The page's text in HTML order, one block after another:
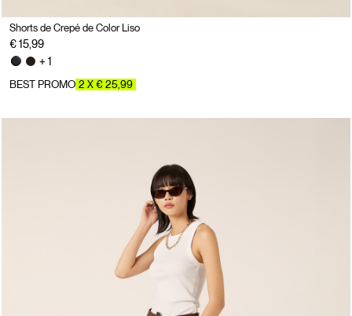
Shorts de Crepé de Color Liso
€ 15,99
+ 1
BEST PROMO 2 X € 25,99